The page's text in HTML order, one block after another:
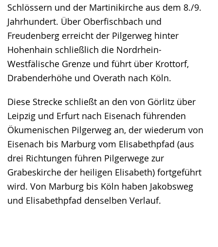
Schlössern und der Martinikirche aus dem 8./9.
Jahrhundert. Über Oberfischbach und
Freudenberg erreicht der Pilgerweg hinter
Hohenhain schließlich die Nordrhein-
Westfälische Grenze und führt über Krottorf,
Drabenderhöhe und Overath nach Köln.
Diese Strecke schließt an den von Görlitz über
Leipzig und Erfurt nach Eisenach führenden
Ökumenischen Pilgerweg an, der wiederum von
Eisenach bis Marburg vom Elisabethpfad (aus
drei Richtungen führen Pilgerwege zur
Grabeskirche der heiligen Elisabeth) fortgeführt
wird. Von Marburg bis Köln haben Jakobsweg
und Elisabethpfad denselben Verlauf.